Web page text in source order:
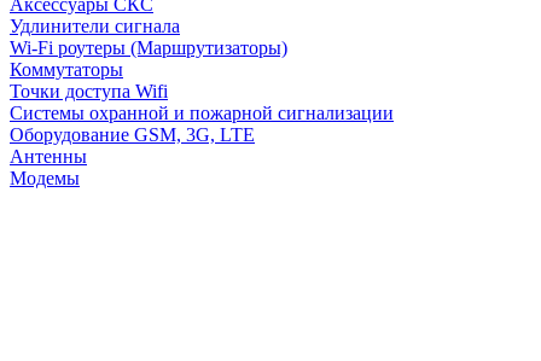
Удлинители сигнала
Wi-Fi роутеры (Маршрутизаторы)
Коммутаторы
Точки доступа Wifi
Системы охранной и пожарной сигнализации
Оборудование GSM, 3G, LTE
Антенны
Модемы